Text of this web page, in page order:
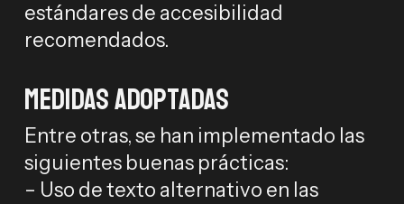
estándares de accesibilidad
recomendados.
Medidas adoptadas
Entre otras, se han implementado las
siguientes buenas prácticas:
– Uso de texto alternativo en las